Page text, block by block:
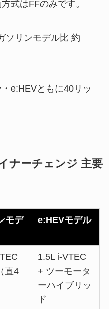
式はFFのみです。
ソリンモデル比 約
e:HEVともに40リッ
ナーチェンジ 主要
モデ
e:HEVモデル
直4
1.5L i-VTEC
+ ツーモータ
ーハイブリッ
ド